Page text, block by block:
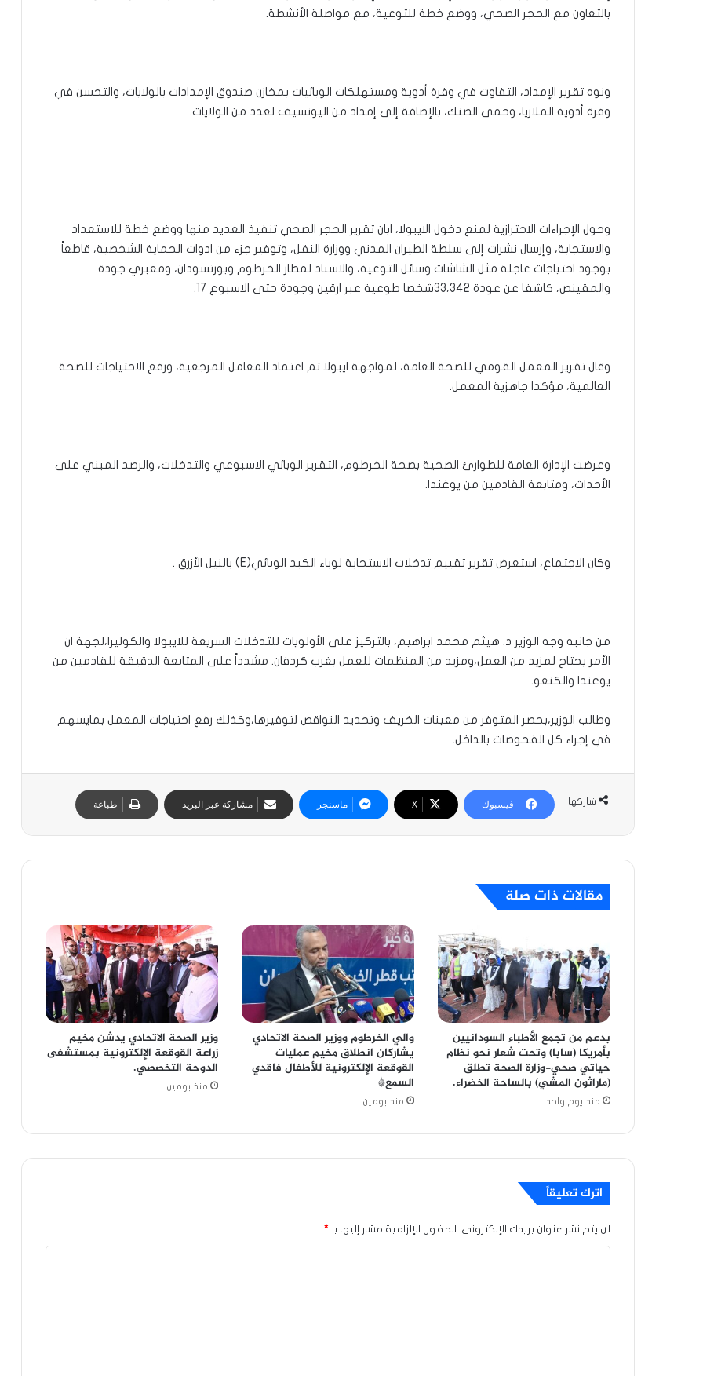
بالتعاون مع الحجر الصحي، ووضع خطة للتوعية، مع مواصلة الأنشطة.
ونوه تقرير الإمداد، التفاوت في وفرة أدوية ومستهلكات الوبائيات بمخازن صندوق الإمدادات بالولايات، والتحسن في
وفرة أدوية الملاريا، وحمى الضنك، بالإضافة إلى إمداد من اليونسيف لعدد من الولايات.
وحول الإجراءات الاحترازية لمنع دخول الايبولا، ابان تقرير الحجر الصحي تنفيذ العديد منها ووضع خطة للاستعداد
والاستجابة، وإرسال نشرات إلى سلطة الطيران المدني ووزارة النقل، وتوفير جزء من ادوات الحماية الشخصية، قاطعاً
بوجود احتياجات عاجلة مثل الشاشات وسائل التوعية، والاسناد لمطار الخرطوم وبورتسودان، ومعبري جودة
والمقينص، كاشفا عن عودة 33،342شخصا طوعية عبر ارقين وجودة حتى الاسبوع 17.
وقال تقرير المعمل القومي للصحة العامة، لمواجهة ايبولا تم اعتماد المعامل المرجعية، ورفع الاحتياجات للصحة
العالمية، مؤكدا جاهزية المعمل.
وعرضت الإدارة العامة للطوارئ الصحية بصحة الخرطوم، التقرير الوبائي الاسبوعي والتدخلات، والرصد المبني على
الأحداث، ومتابعة القادمين من يوغندا.
وكان الاجتماع، استعرض تقرير تقييم تدخلات الاستجابة لوباء الكبد الوبائي(E) بالنيل الأزرق .
من جانبه وجه الوزير د. هيثم محمد ابراهيم، بالتركيز على الأولويات للتدخلات السريعة للايبولا والكوليرا،لجهة ان
الأمر يحتاج لمزيد من العمل،ومزيد من المنظمات للعمل بغرب كردفان. مشدداً على المتابعة الدقيقة للقادمين من
يوغندا والكنغو.
وطالب الوزير،بحصر المتوفر من معينات الخريف وتحديد النواقص لتوفيرها،وكذلك رفع احتياجات المعمل بمايسهم
في إجراء كل الفحوصات بالداخل.
شاركها فيسبوك ‫X ماسنجر مشاركة عبر البريد طباعة
مقالات ذات صلة
بدعم من تجمع الأطباء السودانيين
بأمريكا (سابا) وتحت شعار نحو نظام
حياتي صحي-وزارة الصحة تطلق
(ماراثون المشي) بالساحة الخضراء.
منذ يوم واحد
والي الخرطوم ووزير الصحة الاتحادي
يشاركان انطلاق مخيم عمليات
القوقعة الإلكترونية للأطفال فاقدي
السمع*
منذ يومين
وزير الصحة الاتحادي يدشن مخيم
زراعة القوقعة الإلكترونية بمستشفى
الدوحة التخصصي.
منذ يومين
اترك تعليقاً
لن يتم نشر عنوان بريدك الإلكتروني. الحقول الإلزامية مشار إليها بـ *